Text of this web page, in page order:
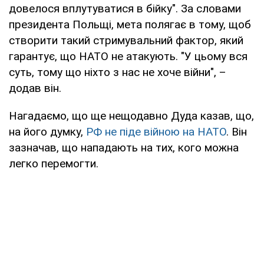
довелося вплутуватися в бійку". За словами
президента Польщі, мета полягає в тому, щоб
створити такий стримувальний фактор, який
гарантує, що НАТО не атакують. "У цьому вся
суть, тому що ніхто з нас не хоче війни", –
додав він.
Нагадаємо, що ще нещодавно Дуда казав, що,
на його думку, РФ не піде війною на НАТО. Він
зазначав, що нападають на тих, кого можна
легко перемогти.